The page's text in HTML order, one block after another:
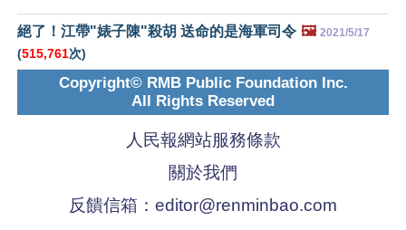
絕了！江帶"婊子陳"殺胡 送命的是海軍司令 🖼️ 2021/5/17
(515,761次)
Copyright© RMB Public Foundation Inc.
All Rights Reserved
人民報網站服務條款
關於我們
反饋信箱： editor@renminbao.com